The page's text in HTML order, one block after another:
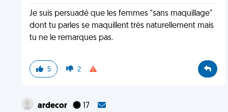
Je suis persuadé que les femmes "sans maquillage"
dont tu parles se maquillent très naturellement mais
tu ne le remarques pas.
5 2
ardecor 17